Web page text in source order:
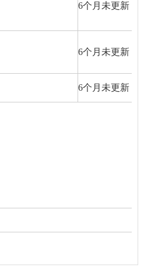
6个月未更新
6个月未更新
6个月未更新